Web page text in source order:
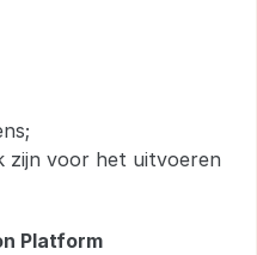
zijn voor het uitvoeren
Platform